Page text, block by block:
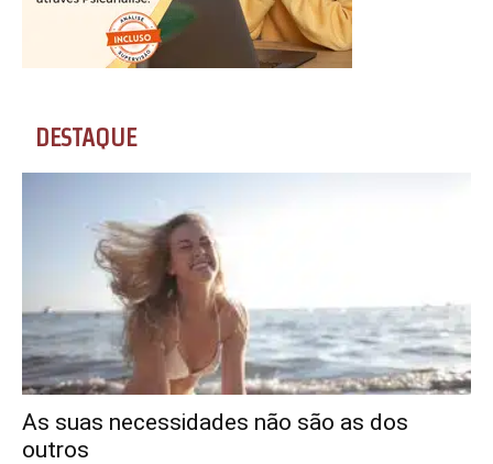
DESTAQUE
As suas necessidades não são as dos
outros